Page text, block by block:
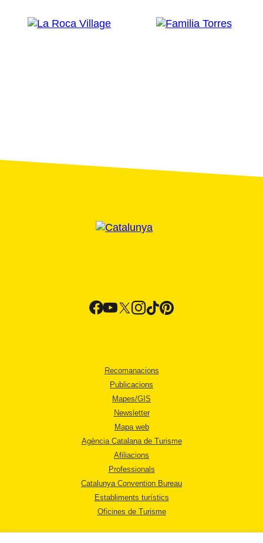
Recomanacions
Publicacions
Mapes/GIS
Newsletter
Mapa web
Agència Catalana de Turisme
Afiliacions
Professionals
Catalunya Convention Bureau
Establiments turístics
Oficines de Turisme